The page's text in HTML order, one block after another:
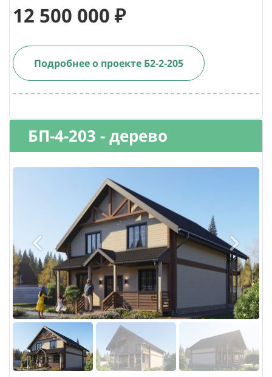
12 500 000 ₽
Подробнее о проекте Б2-2-205
БП-4-203 - дерево